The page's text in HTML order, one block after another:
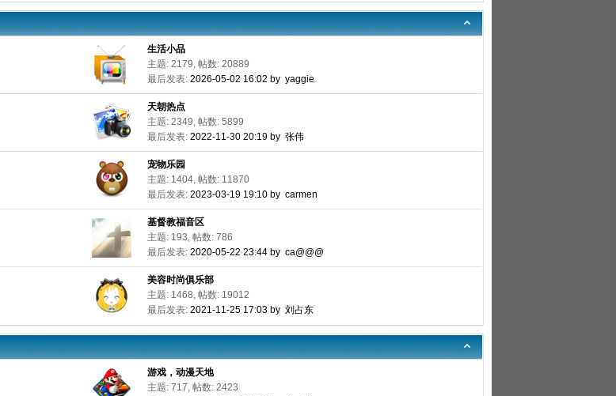
生活小品
主题: 2179, 帖数: 20889
最后发表: 2026-05-02 16:02 by yaggie
天朝热点
主题: 2349, 帖数: 5899
最后发表: 2022-11-30 20:19 by 张伟
宠物乐园
主题: 1404, 帖数: 11870
最后发表: 2023-03-19 19:10 by carmen
基督教福音区
主题: 193, 帖数: 786
最后发表: 2020-05-22 23:44 by ca@@@
美容时尚俱乐部
主题: 1468, 帖数: 19012
最后发表: 2021-11-25 17:03 by 刘占东
游戏，动漫天地
主题: 717, 帖数: 2423